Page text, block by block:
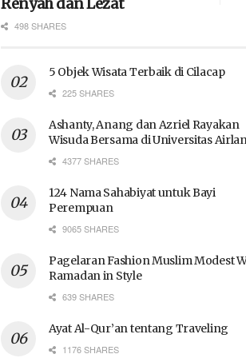
498 SHARES
5 Objek Wisata Terbaik di Cilacap
225 SHARES
Ashanty, Anang dan Azriel Rayakan
Wisuda Bersama di Universitas
4377 SHARES
124 Nama Sahabiyat untuk Bayi
Perempuan
9065 SHARES
Pagelaran Fashion Muslim Modest
Ramadan in Style
639 SHARES
Ayat Al-Qur’an tentang Traveling
1176 SHARES